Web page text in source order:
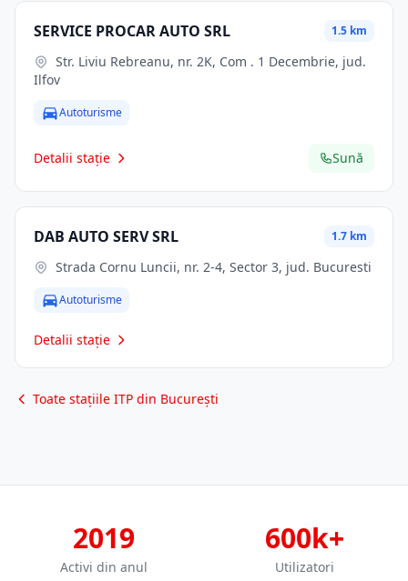
SERVICE PROCAR AUTO SRL 1.5 km
Ilfov
Autoturisme
Detalii stație Sună
DAB AUTO SERV SRL 1.7 km
Strada Cornu Luncii, nr. 2-4, Sector 3, jud. Bucuresti
Autoturisme
Detalii stație
Toate stațiile ITP din București
2019
Activi din anul
600k+
Utilizatori